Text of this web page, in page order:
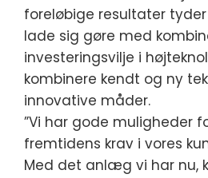
foreløbige resultater
lade sig gøre med
investeringsvilje i
kombinere kendt og ny
innovative måder.
”Vi har gode muligheder
fremtidens krav i vores
Med det anlæg vi har nu,